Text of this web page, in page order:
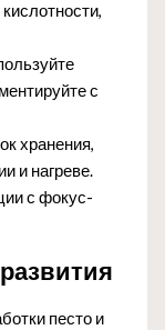
с
хранения,
и нагреве.
с фокус-
песто и